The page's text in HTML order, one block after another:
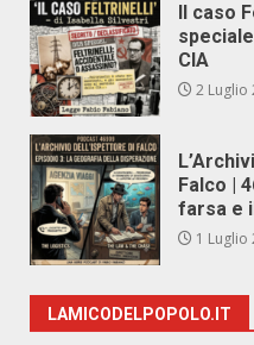
Il caso
CIA
2 Luglio
Falco |
farsa e
1 Luglio
LAMICODELPOPOLO.IT